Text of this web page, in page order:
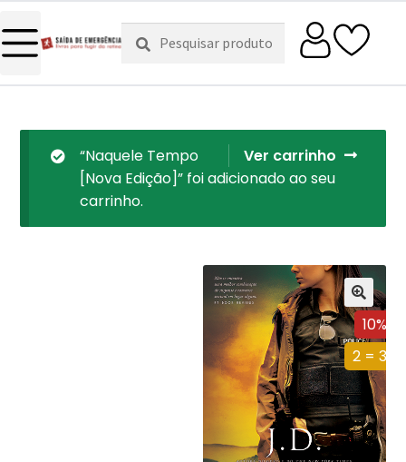
Pesquisar
por:
Pesquisa
Ver carrinho
“Naquele Tempo
[Nova Edição]” foi adicionado ao seu
carrinho.
10%
2 = 3